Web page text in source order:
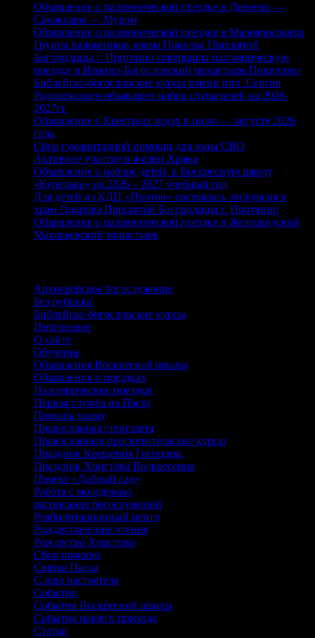
Объявление о паломнической поездке в Дивеево —
Санаксары — Муром
Объявление о паломнической поездке в Малоярославец
Группа паломников храма Покрова Пресвятой
Богородицы г. Протвино совершила паломническую
поездку в Иоанно-Богословский монастырь Пощупово
Библейско-богословские курсы имени прп. Сергия
Радонежского объявляют набор слушателей на 2026-
2027гг.
Объявление о Крестных ходах в июле — августе 2026
года
Сбор гуманитарной помощи для зоны СВО
Активное участие в жизни Храма
Объявление о наборе детей в Воскресную школу
«Купелька» на 2026 – 2027 учебный год
Для детей из КДЦ «Протон» состоялась экскурсия в
храм Покрова Пресвятой Богородицы г. Протвино
Объявление о паломнической поездке в Желтоводский
Макарьевский монастырь
Архиерейское богослужение
Без рубрики
Библейско-богословские курсы
Интересное
О сайте
Обучение
Объявления Воскресной школы
Объявления о поездках
Паломнические поездки
Первая служба на Пасху
Помощь храму
Православная стенгазета
Православные просветительские курсы
Праздник Крещения Господня.
Праздник Христова Воскресения
Проект «Добрый сад»
Работа с молодежью
расписание богослужений
Реабилитационный центр
Рождественские чтения
Рождество Христово
Сбор помощи
Святая Пасха
Слово настоятеля
События
События Воскресной школы
События нашего прихода
Статьи